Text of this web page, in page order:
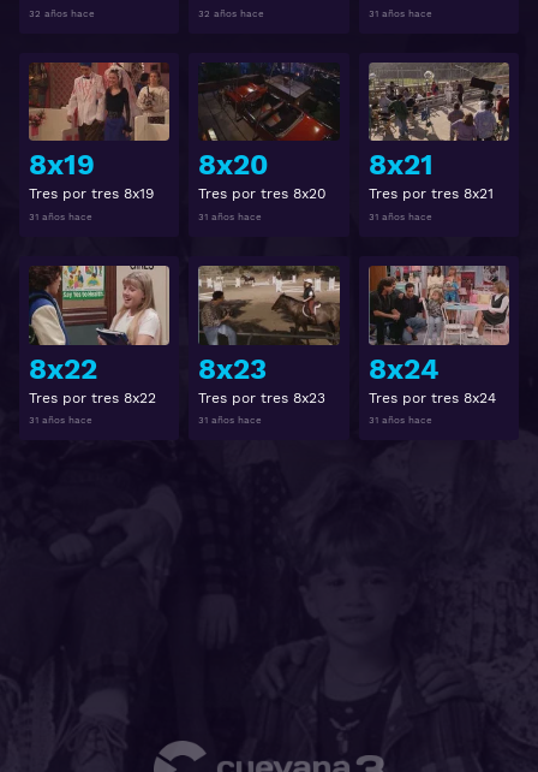
32 años hace 32 años hace 31 años hace
8x19
Tres por tres 8x19
31 años hace
Ver
8x20
Tres por tres 8x20
31 años hace
Ver
8x21
Tres por tres 8x21
31 años hace
8x22
Tres por tres 8x22
31 años hace
Ver
8x23
Tres por tres 8x23
31 años hace
Ver
8x24
Tres por tres 8x24
31 años hace